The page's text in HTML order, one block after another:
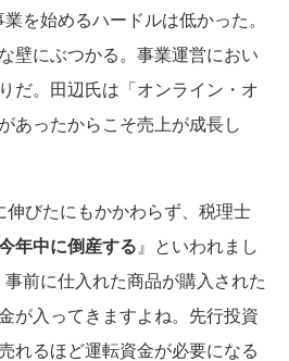
を始めるハードルは低かった。
壁にぶつかる。事業運営におい
だ。田辺氏は「オンライン・オ
あったからこそ売上が成長し
伸びたにもかかわらず、税理士
年中に倒産する 』といわれまし
前に仕入れた商品が購入された
が入ってきますよね。先行投資
れるほど運転資金が必要になる